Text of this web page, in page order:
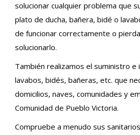
solucionar cualquier problema que
plato de ducha, bañera, bidé o
de funcionar correctamente o
solucionarlo.
También realizamos el suministro e
lavabos, bidés, bañeras, etc. que
domicilios, naves, comunidades y
Comunidad de Pueblo Victoria.
Compruebe a menudo sus